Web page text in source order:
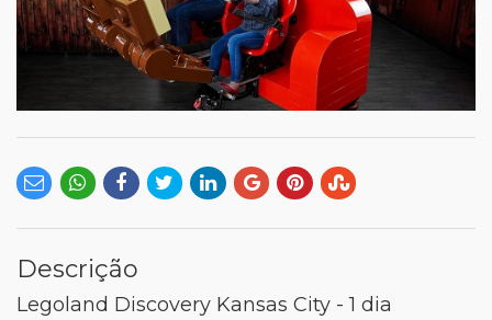
Descrição
Legoland Discovery Kansas City - 1 dia